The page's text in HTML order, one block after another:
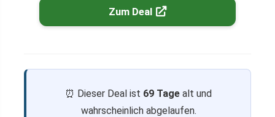
Zum Deal
⏰ Dieser Deal ist 69 Tage alt und
wahrscheinlich abgelaufen.